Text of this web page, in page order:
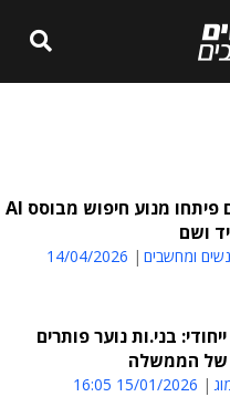
תלמידים פיתחו מנוע חיפוש מבוסס AI
ושם
ומחשבים
14/04/2026
בני.ות נוער פותרים
של הממשלה
15/01/2026 16:05